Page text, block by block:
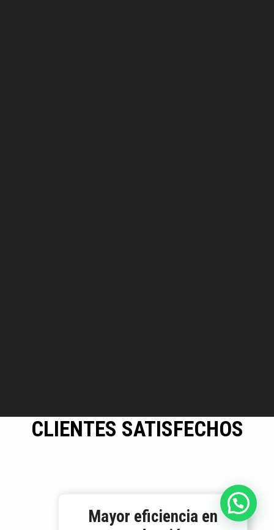
CLIENTES SATISFECHOS
Mayor eficiencia en